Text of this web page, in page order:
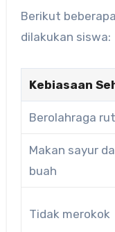
Berikut
dilakukan siswa:
Kebiasaan
Berolahraga
Makan sayur
buah
Tidak merokok